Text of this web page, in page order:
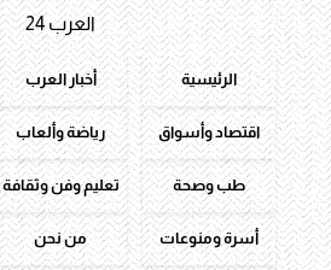
العرب 24
الرئيسية أخبار العرب
اقتصاد وأسواق رياضة وألعاب
طب وصحة تعليم وفن وثقافة
أسرة ومنوعات من نحن